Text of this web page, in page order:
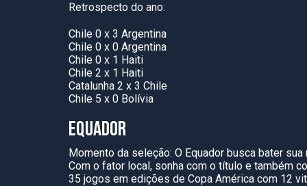
Retrospecto do ano:
Chile 0 x 3 Argentina
Chile 0 x 0 Argentina
Chile 0 x 1 Haiti
Chile 2 x 1 Haiti
Catalunha 2 x 3 Chile
Chile 5 x 0 Bolívia
EQUADOR
Momento da seleção: O Equador busca bater
Com o fator local, sonha com o título e também
35 jogos em edições de Copa América com 12